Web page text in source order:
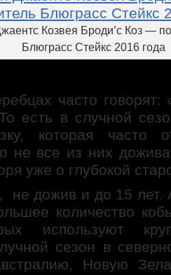
Козвея Броди’с Коз —
Блюграсс Стейкс 2016 года
часто говорят:
есть в случной
которая часто
не все из них
уже о глубокой
не дожив и до 15 лет.
количество
используют
сезон в
Новую